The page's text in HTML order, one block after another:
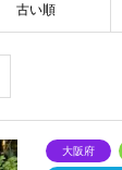
古い順
大阪府